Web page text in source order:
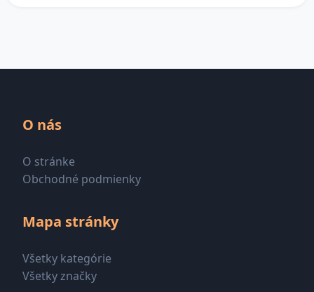
O nás
O stránke
Obchodné podmienky
Mapa stránky
Všetky kategórie
Všetky značky